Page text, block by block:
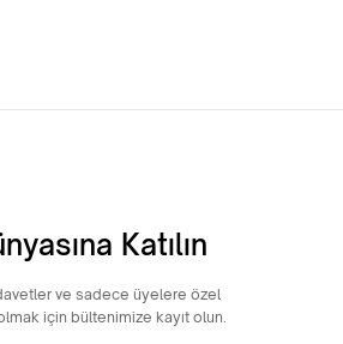
Katılın
ve sadece üyelere özel
için bültenimize kayıt olun.